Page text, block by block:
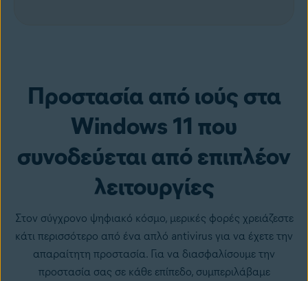
Προστασία από ιούς στα
Windows 11 που
συνοδεύεται από επιπλέον
λειτουργίες
Στον σύγχρονο ψηφιακό κόσμο, μερικές φορές χρειάζεστε
κάτι περισσότερο από ένα απλό antivirus για να έχετε την
απαραίτητη προστασία. Για να διασφαλίσουμε την
προστασία σας σε κάθε επίπεδο, συμπεριλάβαμε